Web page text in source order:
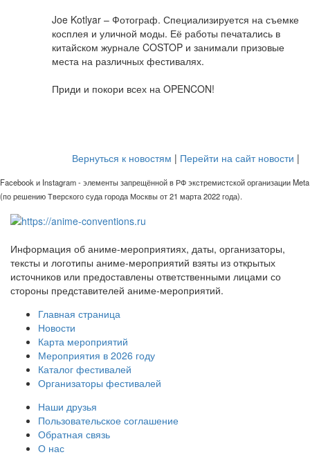
Joe Kotlyar – Фотограф. Специализируется на съемке
косплея и уличной моды. Её работы печатались в
китайском журнале COSTOP и занимали призовые
места на различных фестивалях.
Приди и покори всех на OPENCON!
Вернуться к новостям | Перейти на сайт новости |
Facebook и Instagram - элементы запрещённой в РФ экстремистской организации Meta
(по решению Тверского суда города Москвы от 21 марта 2022 года).
Информация об аниме-мероприятиях, даты, организаторы,
тексты и логотипы аниме-мероприятий взяты из открытых
источников или предоставлены ответственными лицами со
стороны представителей аниме-мероприятий.
Главная страница
Новости
Карта мероприятий
Мероприятия в 2026 году
Каталог фестивалей
Организаторы фестивалей
Наши друзья
Пользовательское соглашение
Обратная связь
О нас